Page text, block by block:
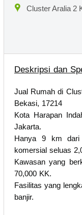
Cluster Aralia 2
Deskripsi dan
Jual Rumah di
Bekasi, 17214
Kota Harapan
Jakarta.
Hanya 9 km dari
komersial seluas
Kawasan yang
70,000 KK.
Fasilitas yang
banjir.